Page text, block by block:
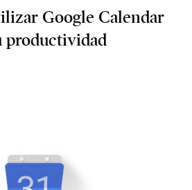
Google Calendar
productividad